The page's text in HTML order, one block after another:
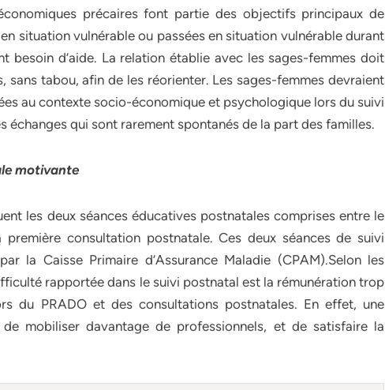
précaires font partie des objectifs principaux de
situation vulnérable ou passées en situation vulnérable durant
besoin d’aide. La relation établie avec les sages-femmes doit
tabou, afin de les réorienter. Les sages-femmes devraient
au contexte socio-économique et psychologique lors du suivi
qui sont rarement spontanés de la part des familles.
motivante
les deux séances éducatives postnatales comprises entre le
consultation postnatale. Ces deux séances de suivi
la Caisse Primaire d’Assurance Maladie (CPAM).Selon les
rapportée dans le suivi postnatal est la rémunération trop
du PRADO et des consultations postnatales. En effet, une
mobiliser davantage de professionnels, et de satisfaire la